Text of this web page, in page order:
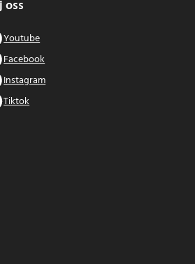
oss
Youtube
Facebook
Instagram
Tiktok